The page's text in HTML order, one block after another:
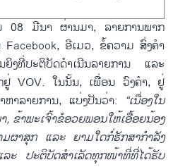
08 ມີນາ ຜ່ານມາ, ລາຍການພາກ
ອີເມວ, ຂໍ້ຄວາມ ສົ່ງຄຳ
ຍິງທີ່ປະຕິບັດດຳເນີນລາຍການ ແລະ
ຢູ່ VOV. ໃນນັ້ນ, ເພື່ອນ ວົງຄຳ, ຢູ່
າລາຍການ, ແບ່ງປັນວ່າ: “ເນື່ອງໃນ
ຂ້າພະເຈົ້າຂໍອວຍພອນໃຫ້ເອື້ອຍນ້ອງ
ຜາສຸກ ແລະ ຍາມໃດກໍ່ຮັກສາກຳລັງ
ະ ປະຕິບັດສຳເລັດທຸກໜ້າທີ່ທີ່ໄດ້ຮັບ